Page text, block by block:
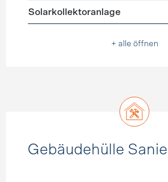
Förderprogramme
Solarkollektoranlage
+ alle öffnen
Gebäudehülle